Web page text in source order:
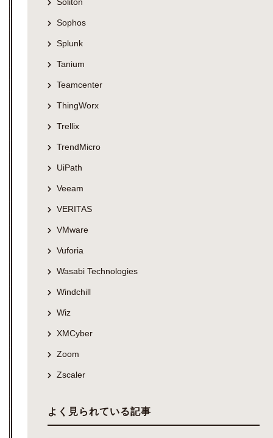
Soliton
Sophos
Splunk
Tanium
Teamcenter
ThingWorx
Trellix
TrendMicro
UiPath
Veeam
VERITAS
VMware
Vuforia
Wasabi Technologies
Windchill
Wiz
XMCyber
Zoom
Zscaler
よく見られている記事